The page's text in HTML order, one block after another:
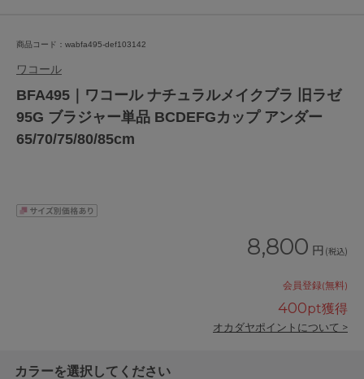
商品コード：wabfa495-def103142
ワコール
BFA495｜ワコール ナチュラルメイクブラ 旧ラゼ
95G ブラジャー単品 BCDEFGカップ アンダー
65/70/75/80/85cm
8,800 円 (税込)
会員登録(無料)
400pt獲得
オカダヤポイントについて >
カラーを選択してください